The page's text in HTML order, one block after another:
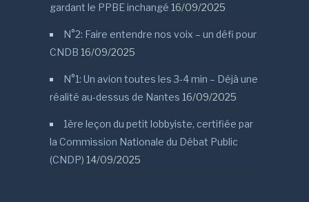
gardant le PPBE inchangé 16/09/2025
N°2: Faire entendre nos voix – un défi pour
CNDB 16/09/2025
N°1: Un avion toutes les 3-4 min – Déjà une
réalité au-dessus de Nantes 16/09/2025
1ère leçon du petit lobbyiste, certifiée par
la Commission Nationale du Débat Public
(CNDP) 14/09/2025